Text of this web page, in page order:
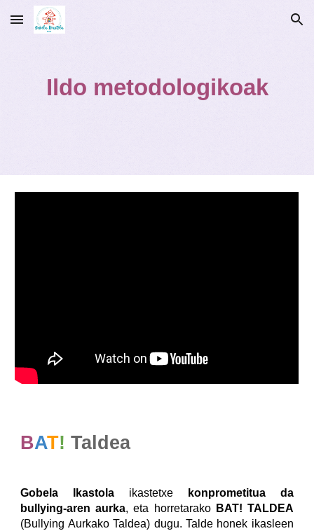
Skip to main content Skip to navigation
Ildo metodologikoak
BAT!Taldea
Gobela Ikastola ikastetxe
konprometitua da
bullying-aren aurka, eta horretarako BAT! TALDEA
(Bullying Aurkako Taldea) dugu. Talde honek ikasleen